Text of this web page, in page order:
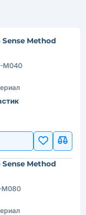
Method
M040
Method
M080